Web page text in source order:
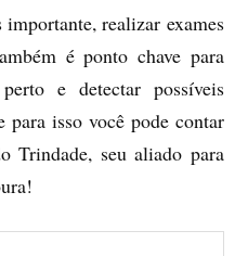
realizar exames
é ponto chave para
e detectar possíveis
isso você pode contar
Trindade, seu aliado para